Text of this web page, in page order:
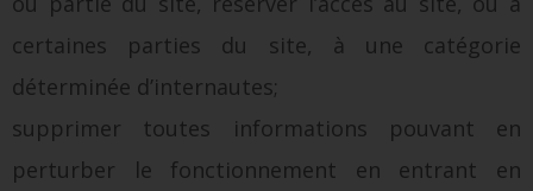
certaines parties du site, à une catégorie
déterminée d’internautes;
supprimer toutes informations pouvant en
perturber le fonctionnement en entrant en